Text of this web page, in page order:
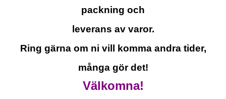
packning och
leverans av varor.
Ring gärna om ni vill komma andra tider,
många gör det!
Välkomna!